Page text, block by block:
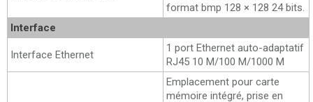
format bmp 128 × 128 24 bits.
Interface
Interface Ethernet
1 port Ethernet auto-adaptatif
RJ45 10 M/100 M/1000 M
Emplacement pour carte
mémoire intégré, prise en